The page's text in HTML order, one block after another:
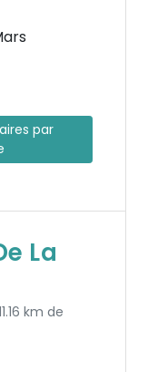
par
La
km de